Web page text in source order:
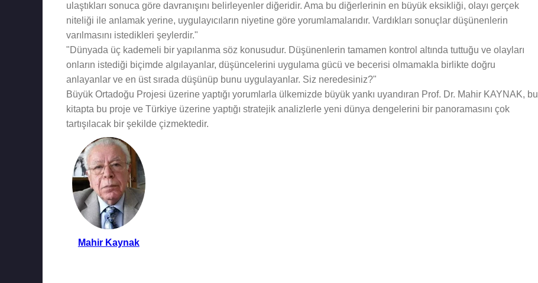
ulaştıkları sonuca göre davranışını belirleyenler diğeridir. Ama bu diğerlerinin en büyük eksikliği, olayı gerçek
niteliği ile anlamak yerine, uygulayıcıların niyetine göre yorumlamalarıdır. Vardıkları sonuçlar düşünenlerin
varılmasını istedikleri şeylerdir."
"Dünyada üç kademeli bir yapılanma söz konusudur. Düşünenlerin tamamen kontrol altında tuttuğu ve olayları
onların istediği biçimde algılayanlar, düşüncelerini uygulama gücü ve becerisi olmamakla birlikte doğru
anlayanlar ve en üst sırada düşünüp bunu uygulayanlar. Siz neredesiniz?"
Büyük Ortadoğu Projesi üzerine yaptığı yorumlarla ülkemizde büyük yankı uyandıran Prof. Dr. Mahir KAYNAK, bu
kitapta bu proje ve Türkiye üzerine yaptığı stratejik analizlerle yeni dünya dengelerini bir panoramasını çok
tartışılacak bir şekilde çizmektedir.
Mahir Kaynak